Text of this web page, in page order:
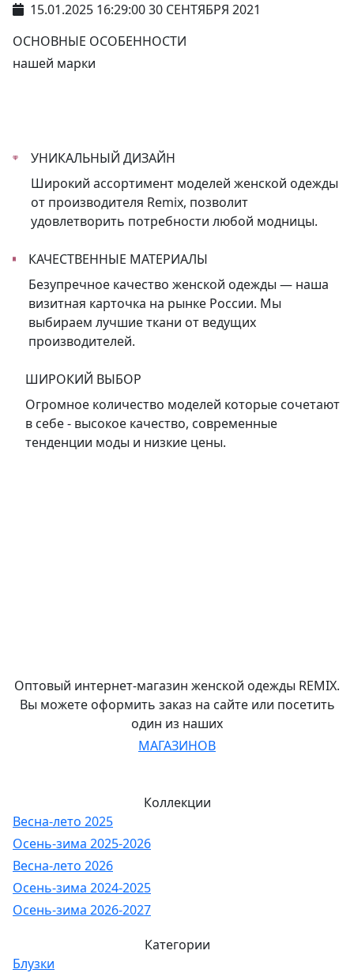
15.01.2025 16:29:00 30 СЕНТЯБРЯ 2021
ОСНОВНЫЕ ОСОБЕННОСТИ
нашей марки
УНИКАЛЬНЫЙ ДИЗАЙН
Широкий ассортимент моделей женской одежды
от производителя Remix, позволит
удовлетворить потребности любой модницы.
КАЧЕСТВЕННЫЕ МАТЕРИАЛЫ
Безупречное качество женской одежды — наша
визитная карточка на рынке России. Мы
выбираем лучшие ткани от ведущих
производителей.
ШИРОКИЙ ВЫБОР
Огромное количество моделей которые сочетают
в себе - высокое качество, современные
тенденции моды и низкие цены.
Оптовый интернет-магазин женской одежды REMIX.
Вы можете оформить заказ на сайте или посетить
один из наших
МАГАЗИНОВ
Коллекции
Весна-лето 2025
Осень-зима 2025-2026
Весна-лето 2026
Осень-зима 2024-2025
Осень-зима 2026-2027
Категории
Блузки